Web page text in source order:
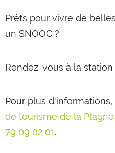
Prêts pour vivre de
un SNOOC ?
Rendez-vous à la
Pour plus
de tourisme de la Plagne
79 09 02 01.